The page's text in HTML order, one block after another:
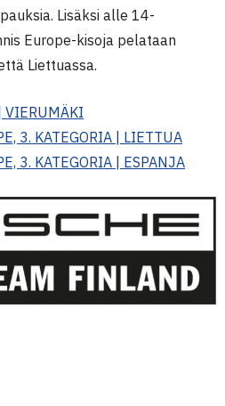
Lisäksi alle 14-
Europe-kisoja pelataan
Liettuassa.
VIERUMÄKI
3. KATEGORIA | LIETTUA
3. KATEGORIA | ESPANJA